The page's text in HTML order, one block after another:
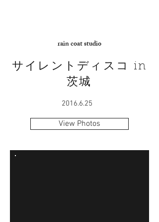
サイレントディスコ in
茨城
2016.6.25
View Photos
rain coat studio